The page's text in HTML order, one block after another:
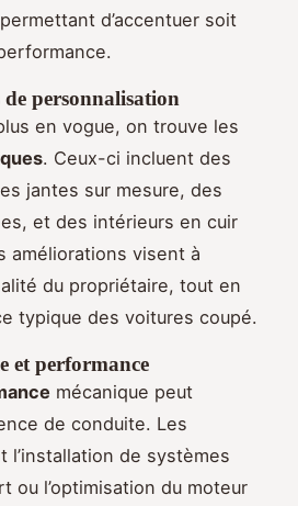
d’accentuer soit
personnalisation
en vogue, on trouve les
. Ceux-ci incluent des
jantes sur mesure, des
et des intérieurs en cuir
améliorations visent à
du propriétaire, tout en
typique des voitures coupé.
et performance
mécanique peut
de conduite. Les
l’installation de systèmes
ou l’optimisation du moteur